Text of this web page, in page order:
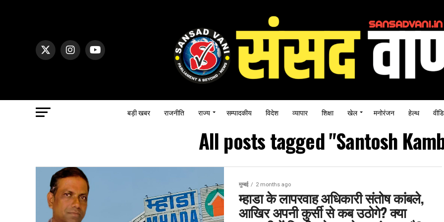
बड़ी खबर राजनीति राज्य सम्पादकीय विदेश व्यापार शिक्षा खेल मनोरंजन हेल्थ
All posts tagged "Santosh
मुम्बई 2 months ago
म्हाडा के लापरवाह अधिकारी संतोष कांबले,
आखिर अपनी कुर्सी से कब उठोगे? क्या